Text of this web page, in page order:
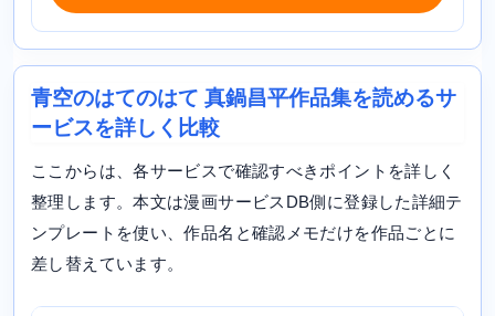
青空のはてのはて 真鍋昌平作品集を読めるサ
ービスを詳しく比較
ここからは、各サービスで確認すべきポイントを詳しく
整理します。本文は漫画サービスDB側に登録した詳細テ
ンプレートを使い、作品名と確認メモだけを作品ごとに
差し替えています。